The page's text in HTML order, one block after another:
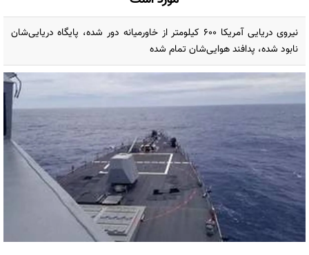
نیروی دریایی آمریکا ۶۰۰ کیلومتر از خاورمیانه دور شده، پایگاه دریایی‌شان
نابود شده، پدافند هوایی‌شان تمام شده